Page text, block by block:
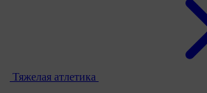
Тяжелая атлетика